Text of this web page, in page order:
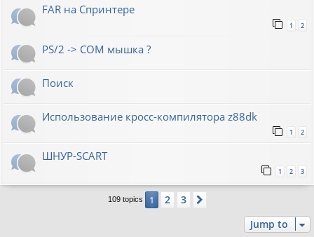
FAR на Спринтере
1 2
PS/2 -> COM мышка ?
Поиск
Использование кросс-компилятора z88dk
1 2
ШНУР-SCART
1 2 3
109 topics 1 2 3
Jump to